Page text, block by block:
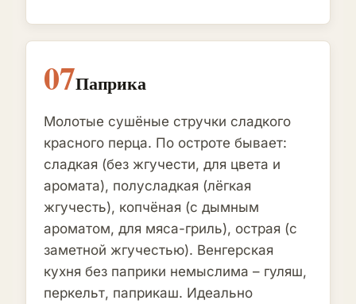
07Паприка
Молотые сушёные стручки сладкого
красного перца. По остроте бывает:
сладкая (без жгучести, для цвета и
аромата), полусладкая (лёгкая
жгучесть), копчёная (с дымным
ароматом, для мяса-гриль), острая (с
заметной жгучестью). Венгерская
кухня без паприки немыслима – гуляш,
перкельт, паприкаш. Идеально